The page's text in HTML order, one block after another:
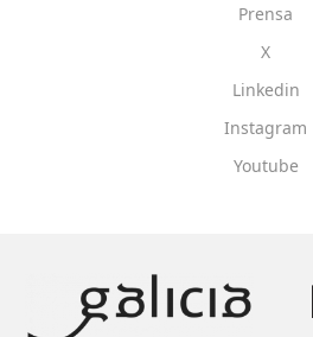
Prensa
X
Linkedin
Instagram
Youtube